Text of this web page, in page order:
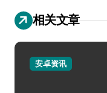
相关文章
安卓资讯